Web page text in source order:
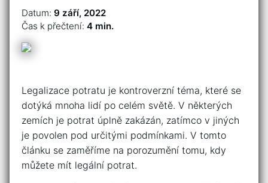
Datum: 9 září, 2022
Čas k přečtení: 4 min.
Legalizace potratu je kontroverzní téma, které se
dotýká mnoha lidí po celém světě. V některých
zemích je potrat úplně zakázán, zatímco v jiných
je povolen pod určitými podmínkami. V tomto
článku se zaměříme na porozumění tomu, kdy
můžete mít legální potrat.